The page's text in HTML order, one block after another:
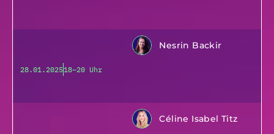
28.01.202518–20 Uhr
Nesrin Backir
Céline Isabel Titz